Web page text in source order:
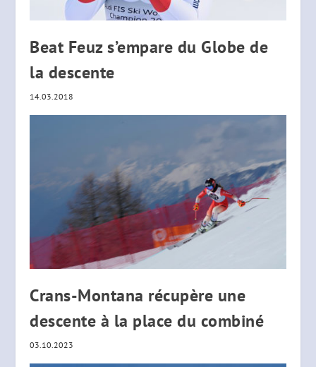
Beat Feuz s’empare du Globe de
la descente
14.03.2018
Crans-Montana récupère une
descente à la place du combiné
03.10.2023